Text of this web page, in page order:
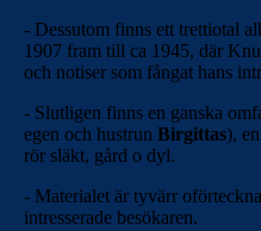
- Dessutom finns ett trettiotal
1907 fram till ca 1945, där
och notiser som fångat hans
- Slutligen finns en ganska
egen och hustrun Birgittas),
rör släkt, gård o dyl.
- Materialet är tyvärr
intresserade besökaren.